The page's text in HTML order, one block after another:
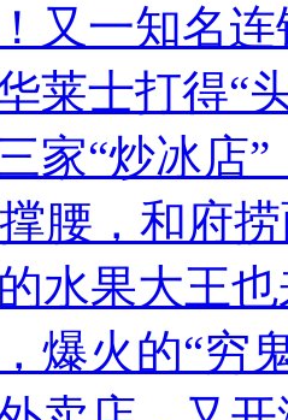
又一知名
莱士打得“
家“炒冰店
腰，和府
水果大王
爆火的“穷